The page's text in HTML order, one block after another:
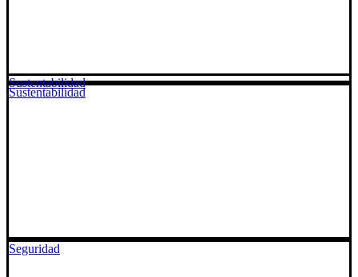
Sustentabilidad
Seguridad
Sustentabilidad